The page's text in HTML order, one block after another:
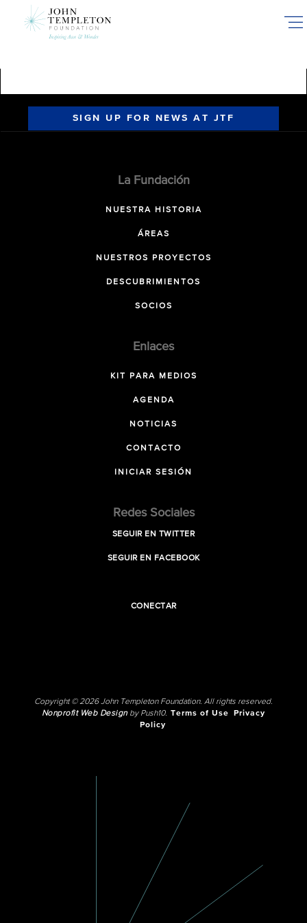
SIGN UP FOR NEWS AT JTF
La Fundación
NUESTRA HISTORIA
ÁREAS
NUESTROS PROYECTOS
DESCUBRIMIENTOS
SOCIOS
Enlaces
KIT PARA MEDIOS
AGENDA
NOTICIAS
CONTACTO
INICIAR SESIÓN
Redes Sociales
SEGUIR EN TWITTER
SEGUIR EN FACEBOOK
CONECTAR
Copyright © 2026 John Templeton Foundation. All rights reserved.
Nonprofit Web Designby Push10. Terms of Use
Privacy
Policy